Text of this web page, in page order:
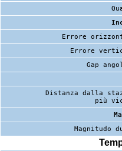
Errore
Errore
Gap
Distanza dalla
più
Magnitudo